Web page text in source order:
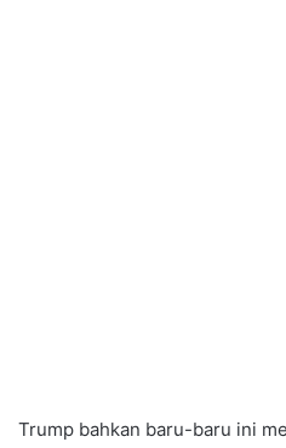
Trump bahkan baru-baru ini